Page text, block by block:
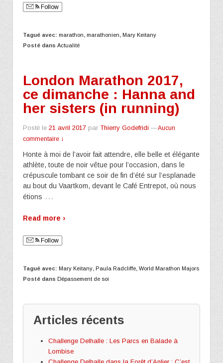
Follow
Tagué avec: marathon marathonien
Mary Keitany
Posté dans Actualité
London Marathon 2017,
ce dimanche : Hanna and
her sisters (in running)
Posté le 21 avril 2017 par Thierry Godefridi —Aucun
commentaire ↓
Honte à moi de l’avoir fait attendre, elle belle et élégante
athlète, toute de noir vêtue pour l’occasion, dans le
crépuscule tombant ce soir de fin d’été sur l’esplanade
au bout du Vaartkom, devant le Café Entrepot, où nous
étions …
Read more ›
Follow
Tagué avec: Mary Keitany Paula Radcliffe World Marathon Majors
Posté dans Dépassement de soi
Articles récents
Challenge Delhalle : Les Parcs en Balade à
Lombise